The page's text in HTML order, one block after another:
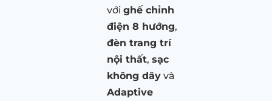
với ghế chỉnh
điện 8 hướng,
đèn trang trí
nội thất, sạc
không dây và
Adaptive